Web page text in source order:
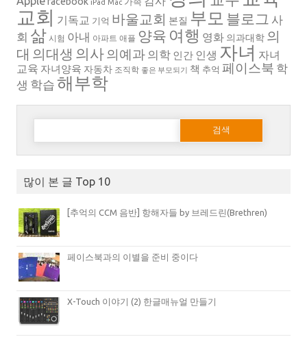
iPad Mac
교회 기독교 기억 바울교회 본질 부모 블로그 사
회 삶 시험 아내 아파트 애플 양육 여행 영화 의과대학 의
대 의대생 의사의예과 의학 인간 인생 자녀 자녀
교육 자녀양육 자동차 조직학 좋은 부모되기 책 추억 페이스북 학
생 학습 해부학
다음 검색:
많이 본 글 Top 10
[추억의 CCM 음반] 항해자들 by 브레드린(Brethren)
페이스북과의 이별을 준비 중이다
X-Touch 이야기 (2) 한글매뉴얼 만들기